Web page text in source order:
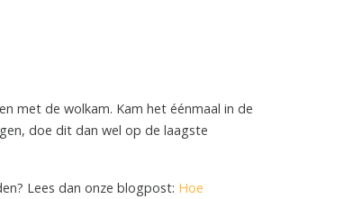
met de wolkam. Kam het éénmaal in de
doe dit dan wel op de laagste
Lees dan onze blogpost: Hoe